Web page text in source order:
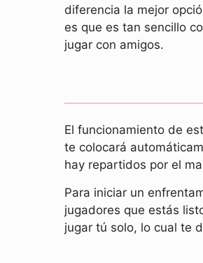
diferencia la mejor
es que es tan sencillo
jugar con amigos.
El funcionamiento de
te colocará
hay repartidos por el
Para iniciar un
jugadores que estás
jugar tú solo, lo cual te